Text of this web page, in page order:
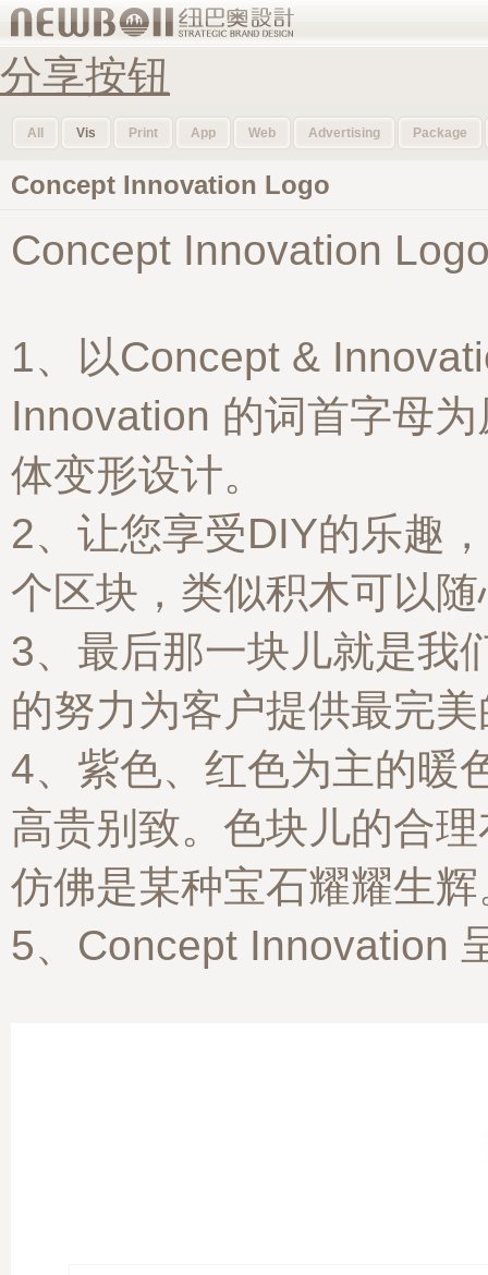
分享按钮
All Vis Print App Web Advertising Package
Concept Innovation Logo
Concept Innovation
1、以Concept &
Innovation 的词首字母
体变形设计。
2、让您享受DIY的乐趣
个区块，类似积木可以
3、最后那一块儿就是我
的努力为客户提供最完
4、紫色、红色为主的暖
高贵别致。色块儿的合
仿佛是某种宝石耀耀生辉
5、Concept Innovation